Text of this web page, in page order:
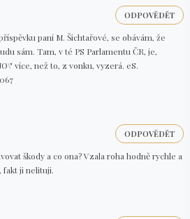
paní M. Šichtařové, se obávám, že
sám. Tam, v té PS Parlamentu ČR, je,
více, než to, z vonku, vyzerá. eS.
ODPOVĚDĚT
škody a co ona? Vzala roha hodně rychle a
fakt ji nelituji.
ODPOVĚDĚT